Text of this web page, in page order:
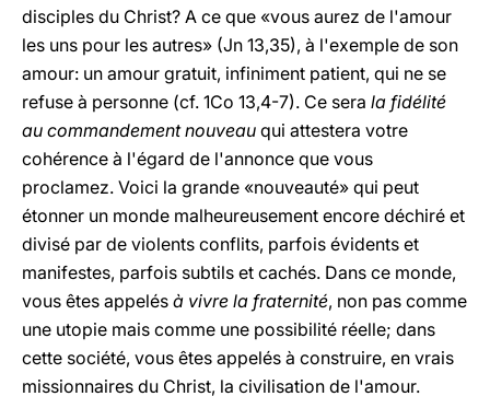
disciples du Christ? A ce que «vous aurez de l'amour
les uns pour les autres» (Jn 13,35), à l'exemple de son
amour: un amour gratuit, infiniment patient, qui ne se
refuse à personne (cf. 1Co 13,4-7). Ce sera la fidélité
au commandement nouveau qui attestera votre
cohérence à l'égard de l'annonce que vous
proclamez. Voici la grande «nouveauté» qui peut
étonner un monde malheureusement encore déchiré et
divisé par de violents conflits, parfois évidents et
manifestes, parfois subtils et cachés. Dans ce monde,
vous êtes appelés à vivre la fraternité, non pas comme
une utopie mais comme une possibilité réelle; dans
cette société, vous êtes appelés à construire, en vrais
missionnaires du Christ, la civilisation de l'amour.